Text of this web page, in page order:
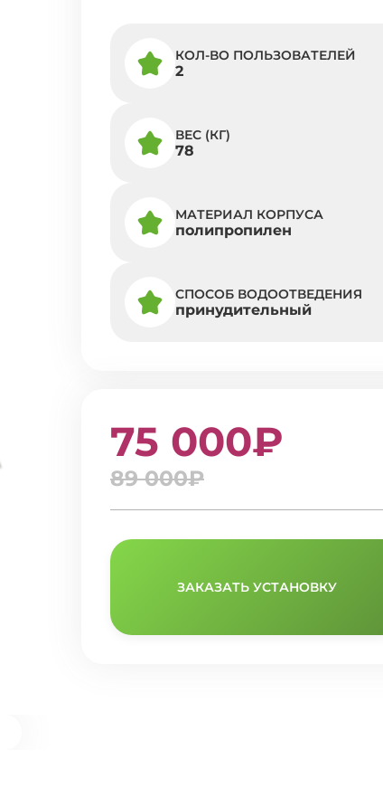
КОЛ-ВО ПОЛЬЗОВАТЕЛЕЙ
2
ВЕС (КГ)
78
МАТЕРИАЛ КОРПУСА
полипропилен
СПОСОБ ВОДООТВЕДЕНИЯ
принудительный
75 000₽
89 000₽
ЗАКАЗАТЬ УСТАНОВКУ